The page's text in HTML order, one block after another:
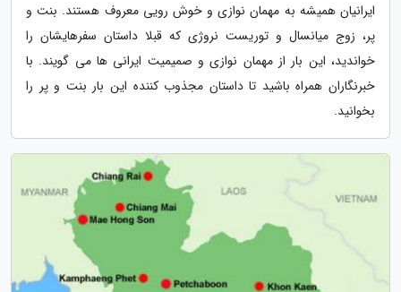
ایرانیان همیشه به مهمان نوازی و خوش رویی معروف هستند. بنت و
پر، زوج میانسال و توریست نروژی که قبلا داستان سفرهایشان را
خواندید، این بار از مهمان نوازی و صمیمیت ایرانی ها می گویند. با
خبرنگاران همراه باشید تا داستان مجذوب کننده این بار بنت و پر را
بخوانید.